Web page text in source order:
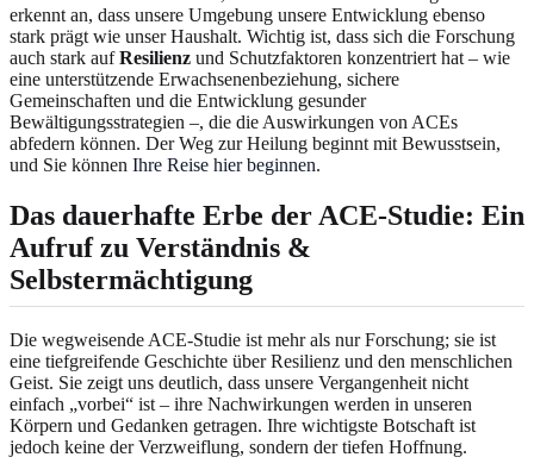
erkennt an, dass unsere Umgebung unsere Entwicklung ebenso
stark prägt wie unser Haushalt. Wichtig ist, dass sich die Forschung
auch stark aufResilienz und Schutzfaktoren konzentriert hat – wie
eine unterstützende Erwachsenenbeziehung, sichere
Gemeinschaften und die Entwicklung gesunder
Bewältigungsstrategien –, die die Auswirkungen von ACEs
abfedern können. Der Weg zur Heilung beginnt mit Bewusstsein,
und Sie können Ihre Reise hier beginnen.
Das dauerhafte Erbe der ACE-Studie: Ein
Aufruf zu Verständnis &
Selbstermächtigung
Die wegweisende ACE-Studie ist mehr als nur Forschung; sie ist
eine tiefgreifende Geschichte über Resilienz und den menschlichen
Geist. Sie zeigt uns deutlich, dass unsere Vergangenheit nicht
einfach „vorbei“ ist – ihre Nachwirkungen werden in unseren
Körpern und Gedanken getragen. Ihre wichtigste Botschaft ist
jedoch keine der Verzweiflung, sondern der tiefen Hoffnung.